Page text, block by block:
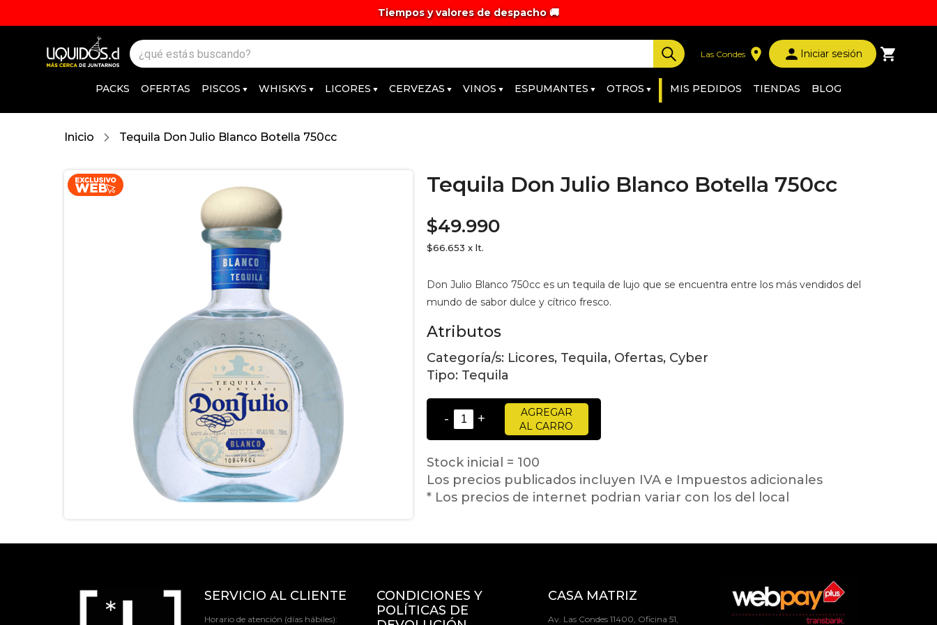
Tiempos y valores de despacho 🚚
Las Condes Iniciar sesión
PACKS OFERTAS PISCOS WHISKYS LICORES CERVEZAS VINOS ESPUMANTES OTROS | MIS PEDIDOS TIENDAS BLOG
Inicio Tequila Don Julio Blanco Botella 750cc
Tequila Don Julio Blanco Botella 750cc
$49.990
$66.653 x lt.
Don Julio Blanco 750cc es un tequila de lujo que se encuentra entre los más vendidos del
mundo de sabor dulce y cítrico fresco.
Atributos
Categoría/s: Licores, Tequila, Ofertas, Cyber
Tipo: Tequila
- +
AGREGAR
AL CARRO
Stock inicial = 100
Los precios publicados incluyen IVA e Impuestos adicionales
* Los precios de internet podrian variar con los del local
SERVICIO AL CLIENTE
Horario de atención (días hábiles):
CONDICIONES Y
POLÍTICAS DE
CASA MATRIZ
Av. Las Condes 11400, Oficina 51,